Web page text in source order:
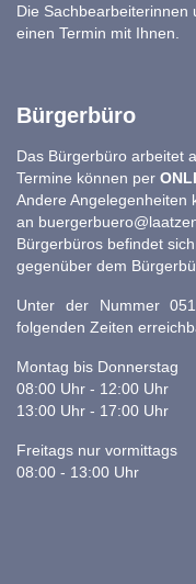
Die
einen Termin mit Ihnen.
Bürgerbüro
Das Bürgerbüro arbeitet
Termine können per
Andere Angelegenheiten
an
Bürgerbüros befindet
gegenüber dem
Unter der Nummer
folgenden Zeiten
Montag bis Donnerstag
08:00 Uhr - 12:00 Uhr
13:00 Uhr - 17:00 Uhr
Freitags nur vormittags
08:00 - 13:00 Uhr